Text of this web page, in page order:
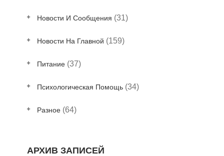
Новости И Сообщения (31)
Новости На Главной (159)
Питание (37)
Психологическая Помощь (34)
Разное (64)
АРХИВ ЗАПИСЕЙ